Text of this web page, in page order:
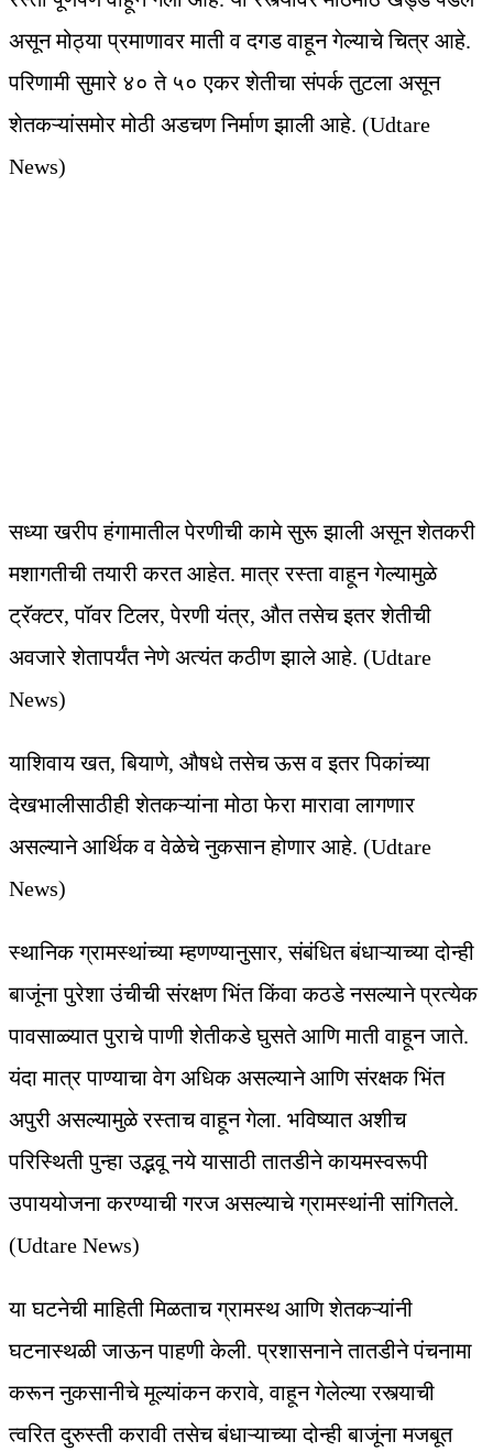
असून मोठ्या प्रमाणावर माती व दगड वाहून गेल्याचे चित्र आहे.
परिणामी सुमारे ४० ते ५० एकर शेतीचा संपर्क तुटला असून
शेतकऱ्यांसमोर मोठी अडचण निर्माण झाली आहे. (Udtare
News)
सध्या खरीप हंगामातील पेरणीची कामे सुरू झाली असून शेतकरी
मशागतीची तयारी करत आहेत. मात्र रस्ता वाहून गेल्यामुळे
ट्रॅक्टर, पॉवर टिलर, पेरणी यंत्र, औत तसेच इतर शेतीची
अवजारे शेतापर्यंत नेणे अत्यंत कठीण झाले आहे. (Udtare
News)
याशिवाय खत, बियाणे, औषधे तसेच ऊस व इतर पिकांच्या
देखभालीसाठीही शेतकऱ्यांना मोठा फेरा मारावा लागणार
असल्याने आर्थिक व वेळेचे नुकसान होणार आहे. (Udtare
News)
स्थानिक ग्रामस्थांच्या म्हणण्यानुसार, संबंधित बंधाऱ्याच्या दोन्ही
बाजूंना पुरेशा उंचीची संरक्षण भिंत किंवा कठडे नसल्याने प्रत्येक
पावसाळ्यात पुराचे पाणी शेतीकडे घुसते आणि माती वाहून जाते.
यंदा मात्र पाण्याचा वेग अधिक असल्याने आणि संरक्षक भिंत
अपुरी असल्यामुळे रस्ताच वाहून गेला. भविष्यात अशीच
परिस्थिती पुन्हा उद्भवू नये यासाठी तातडीने कायमस्वरूपी
उपाययोजना करण्याची गरज असल्याचे ग्रामस्थांनी सांगितले.
(Udtare News)
या घटनेची माहिती मिळताच ग्रामस्थ आणि शेतकऱ्यांनी
घटनास्थळी जाऊन पाहणी केली. प्रशासनाने तातडीने पंचनामा
करून नुकसानीचे मूल्यांकन करावे, वाहून गेलेल्या रस्त्याची
त्वरित दुरुस्ती करावी तसेच बंधाऱ्याच्या दोन्ही बाजूंना मजबूत